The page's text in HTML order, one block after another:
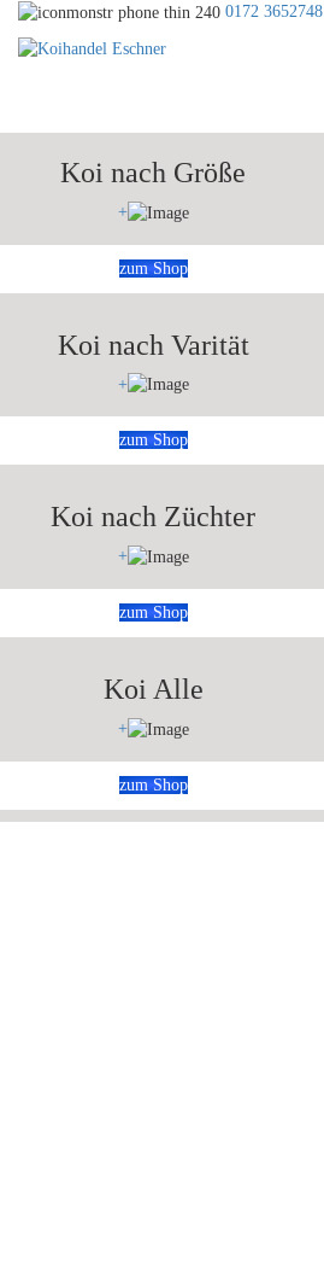
0172 3652748
Koi nach Größe
+
zum Shop
Koi nach Varität
+
zum Shop
Koi nach Züchter
+
zum Shop
Koi Alle
+
zum Shop